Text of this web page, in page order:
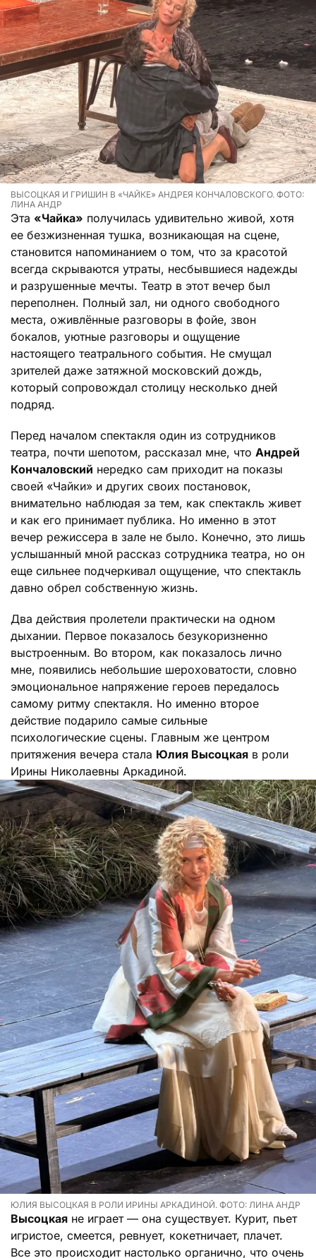
ВЫСОЦКАЯ И ГРИШИН В «ЧАЙКЕ» АНДРЕЯ КОНЧАЛОВСКОГО. ФОТО:
ЛИНА АНДР
Эта «Чайка» получилась удивительно живой, хотя
ее безжизненная тушка, возникающая на сцене,
становится напоминанием о том, что за красотой
всегда скрываются утраты, несбывшиеся надежды
и разрушенные мечты. Театр в этот вечер был
переполнен. Полный зал, ни одного свободного
места, оживлённые разговоры в фойе, звон
бокалов, уютные разговоры и ощущение
настоящего театрального события. Не смущал
зрителей даже затяжной московский дождь,
который сопровождал столицу несколько дней
подряд.
Перед началом спектакля один из сотрудников
театра, почти шепотом, рассказал мне, что Андрей
Кончаловский нередко сам приходит на показы
своей «Чайки» и других своих постановок,
внимательно наблюдая за тем, как спектакль живет
и как его принимает публика. Но именно в этот
вечер режиссера в зале не было. Конечно, это лишь
услышанный мной рассказ сотрудника театра, но он
еще сильнее подчеркивал ощущение, что спектакль
давно обрел собственную жизнь.
Два действия пролетели практически на одном
дыхании. Первое показалось безукоризненно
выстроенным. Во втором, как показалось лично
мне, появились небольшие шероховатости, словно
эмоциональное напряжение героев передалось
самому ритму спектакля. Но именно второе
действие подарило самые сильные
психологические сцены. Главным же центром
притяжения вечера стала Юлия Высоцкая в роли
Ирины Николаевны Аркадиной.
ЮЛИЯ ВЫСОЦКАЯ В РОЛИ ИРИНЫ АРКАДИНОЙ. ФОТО: ЛИНА АНДР
Высоцкая не играет — она существует. Курит, пьет
игристое, смеется, ревнует, кокетничает, плачет.
Все это происходит настолько органично, что очень